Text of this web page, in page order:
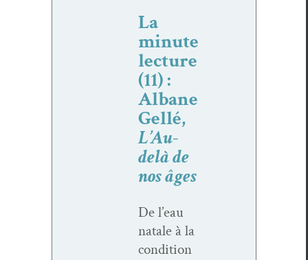
La
minute
lecture
(11) :
Albane
Gellé,
L’Au-
delà de
nos âges
De l’eau
natale à la
con­di­tion